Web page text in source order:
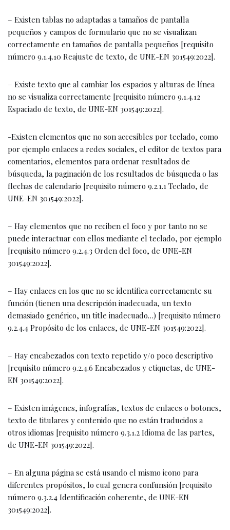
– Existen tablas no adaptadas a tamaños de pantalla
pequeños y campos de formulario que no se visualizan
correctamente en tamaños de pantalla pequeños [requisito
número 9.1.4.10 Reajuste de texto, de UNE-EN 301549:2022].
– Existe texto que al cambiar los espacios y alturas de línea
no se visualiza correctamente [requisito número 9.1.4.12
Espaciado de texto, de UNE-EN 301549:2022].
-Existen elementos que no son accesibles por teclado, como
por ejemplo enlaces a redes sociales, el editor de textos para
comentarios, elementos para ordenar resultados de
búsqueda, la paginación de los resultados de búsqueda o las
flechas de calendario [requisito número 9.2.1.1 Teclado, de
UNE-EN 301549:2022].
– Hay elementos que no reciben el foco y por tanto no se
puede interactuar con ellos mediante el teclado, por ejemplo
[requisito número 9.2.4.3 Orden del foco, de UNE-EN
301549:2022].
– Hay enlaces en los que no se identifica correctamente su
función (tienen una descripción inadecuada, un texto
demasiado genérico, un title inadecuado…) [requisito número
9.2.4.4 Propósito de los enlaces, de UNE-EN 301549:2022].
– Hay encabezados con texto repetido y/o poco descriptivo
[requisito número 9.2.4.6 Encabezados y etiquetas, de UNE-
EN 301549:2022].
– Existen imágenes, infografías, textos de enlaces o botones,
texto de titulares y contenido que no están traducidos a
otros idiomas [requisito número 9.3.1.2 Idioma de las partes,
de UNE-EN 301549:2022].
– En alguna página se está usando el mismo icono para
diferentes propósitos, lo cual genera confunsión [requisito
número 9.3.2.4 Identificación coherente, de UNE-EN
301549:2022].